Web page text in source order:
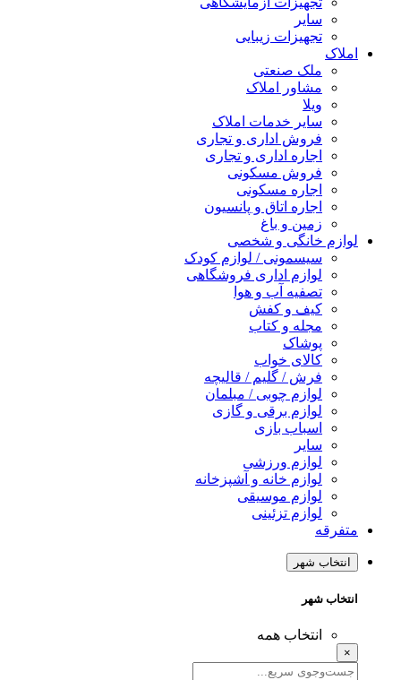
سایر
تجهیزات زیبایی
املاک
ملک صنعتی
مشاور املاک
ویلا
سایر خدمات املاک
فروش اداری و تجاری
اجاره اداری و تجاری
فروش مسکونی
اجاره مسکونی
اجاره اتاق و پانسیون
زمین و باغ
لوازم خانگی و شخصی
سیسمونی / لوازم کودک
لوازم اداری فروشگاهی
تصفیه آب و هوا
کیف و کفش
مجله و کتاب
پوشاک
کالای خواب
فرش / گلیم / قالیچه
لوازم چوبی / مبلمان
لوازم برقی و گازی
اسباب بازی
سایر
لوازم ورزشی
لوازم خانه و آشپزخانه
لوازم موسیقی
لوازم تزئینی
متفرقه
انتخاب شهر
انتخاب شهر
انتخاب همه
×